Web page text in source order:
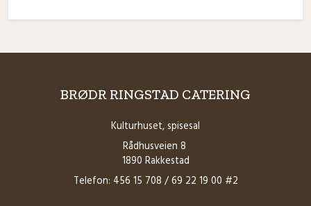
BRØDR RINGSTAD CATERING
Kulturhuset, spisesal
Rådhusveien 8
1890 Rakkestad
Telefon: 456 15 708 / 69 22 19 00 #2